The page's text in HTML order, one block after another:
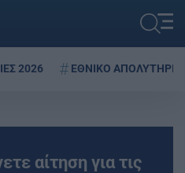
2026 ΕΘΝΙΚΟ ΑΠΟΛΥΤΗΡΙΟ
αίτηση για τις